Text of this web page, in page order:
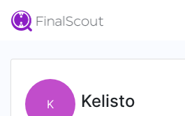
K Kelisto